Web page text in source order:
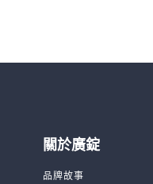
關於廣錠
品牌故事